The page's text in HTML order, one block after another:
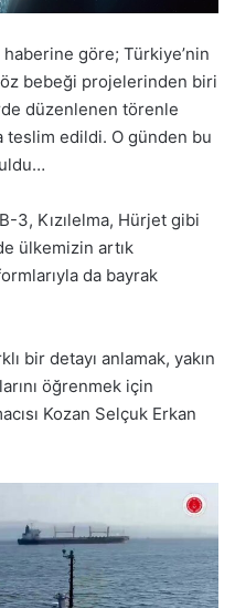
haberine göre; Türkiye’nin
bebeği projelerinden biri
düzenlenen törenle
teslim edildi. O günden bu
3, Kızılelma, Hürjet gibi
ülkemizin artık
da bayrak
bir detayı anlamak, yakın
öğrenmek için
Kozan Selçuk Erkan